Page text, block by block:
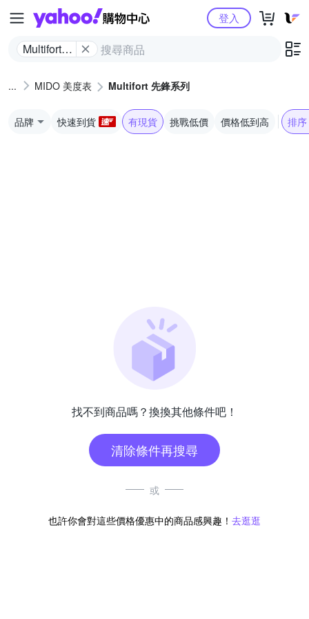
Yahoo購物中心
Multifort
登入
MIDO 美度表 Multifort 先鋒系列
品牌 快速到貨 有現貨 挑戰低價 價格低到高 排序
找不到商品嗎？換換其他條件吧！
清除條件再搜尋
或
也許你會對這些價格優惠中的商品感興趣！ 去逛逛